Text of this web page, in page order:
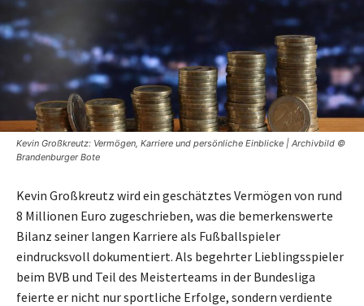
Kevin Großkreutz: Vermögen, Karriere und persönliche Einblicke | Archivbild ©
Brandenburger Bote
Kevin Großkreutz wird ein geschätztes Vermögen von rund
8 Millionen Euro zugeschrieben, was die bemerkenswerte
Bilanz seiner langen Karriere als Fußballspieler
eindrucksvoll dokumentiert. Als begehrter Lieblingsspieler
beim BVB und Teil des Meisterteams in der Bundesliga
feierte er nicht nur sportliche Erfolge, sondern verdiente